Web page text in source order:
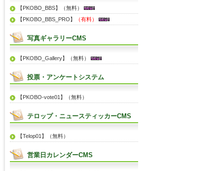
【PKOBO_BBS】（無料）
【PKOBO_BBS_PRO】
（有料）
写真ギャラリーCMS
【PKOBO_Gallery】（無料）
投票・アンケートシステム
【PKOBO-vote01】（無料）
テロップ・ニュースティッカーCMS
【Telop01】（無料）
営業日カレンダーCMS